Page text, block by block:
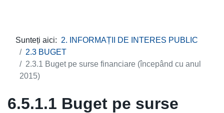
Sunteți aici: 2. INFORMAȚII DE INTERES PUBLIC
2.3 BUGET
2.3.1 Buget pe surse financiare (începând cu anul
2015)
6.5.1.1 Buget pe surse